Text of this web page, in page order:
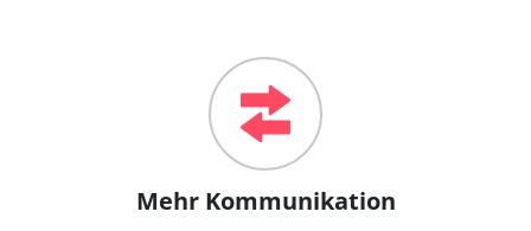
Mehr Kommunikation